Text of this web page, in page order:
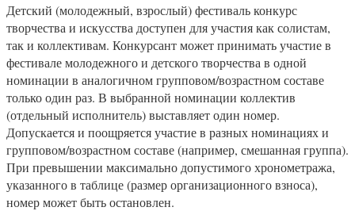
Детский (молодежный, взрослый) фестиваль конкурс
творчества и искусства доступен для участия как солистам,
так и коллективам. Конкурсант может принимать участие в
фестивале молодежного и детского творчества в одной
номинации в аналогичном групповом/возрастном составе
только один раз. В выбранной номинации коллектив
(отдельный исполнитель) выставляет один номер.
Допускается и поощряется участие в разных номинациях и
групповом/возрастном составе (например, смешанная группа).
При превышении максимально допустимого хронометража,
указанного в таблице (размер организационного взноса),
номер может быть остановлен.